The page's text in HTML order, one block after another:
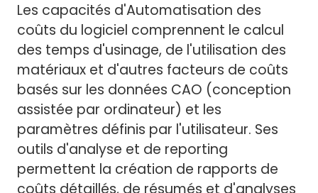
Les capacités d'Automatisation des
coûts du logiciel comprennent le calcul
des temps d'usinage, de l'utilisation des
matériaux et d'autres facteurs de coûts
basés sur les données CAO (conception
assistée par ordinateur) et les
paramètres définis par l'utilisateur. Ses
outils d'analyse et de reporting
permettent la création de rapports de